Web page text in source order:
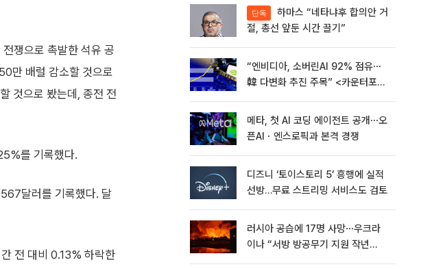
쟁으로 촉발한 석유 공
만 배럴 감소할 것으로
것으로 봤는데, 종전 전
를 기록했다.
달러를 기록했다. 달
전 대비 0.13% 하락한
단독
절, 총선 앞둔 시간 끌기”
“엔비디아, 소버린AI 92% 점유⋯
韓 다변화 추진 주목” <카운터포인
메타, 첫 AI 코딩 에이전트 공개⋯오
픈AIㆍ엔스로픽과 본격 경쟁
디즈니 ‘토이스토리 5’ 흥행에 실적
선방…무료 스트리밍 서비스도 검토
러시아 공습에 17명 사망⋯우크라
이나 “서방 방공무기 지원 작년